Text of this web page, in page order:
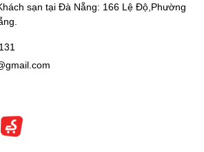
sạn tại Đà Nẵng: 166 Lệ Độ,Phường